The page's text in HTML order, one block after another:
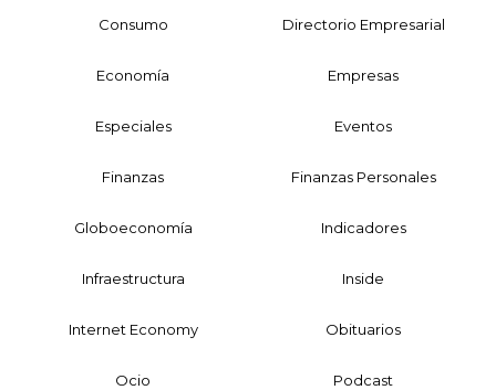
Consumo Directorio Empresarial
Economía Empresas
Especiales Eventos
Finanzas Finanzas Personales
Globoeconomía Indicadores
Infraestructura Inside
Internet Economy Obituarios
Ocio Podcast